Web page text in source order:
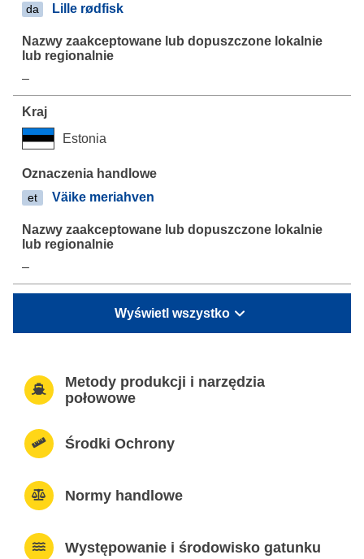
da Lille rødfisk
–
Estonia
et Väike meriahven
–
Wyświetl wszystko
Metody produkcji i narzędzia
połowowe
Środki Ochrony
Normy handlowe
Występowanie i środowisko gatunku